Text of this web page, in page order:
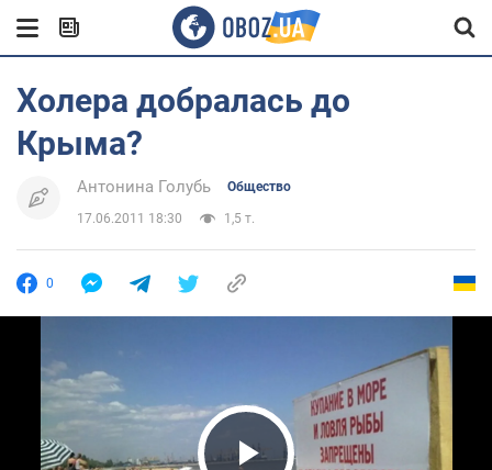
Холера добралась до
Крыма?
Антонина Голубь Общество
17.06.2011 18:30 1,5 т.
0